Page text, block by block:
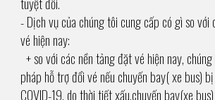
- Dịch vụ của chúng tôi cung cấp có gì so với
vé hiện nay:
+ so với các nền tảng đặt vé hiện nay,
pháp hỗ trợ đổi vé nếu chuyến bay( xe bus)
COVID-19, do thời tiết xấu,chuyến bay(xe